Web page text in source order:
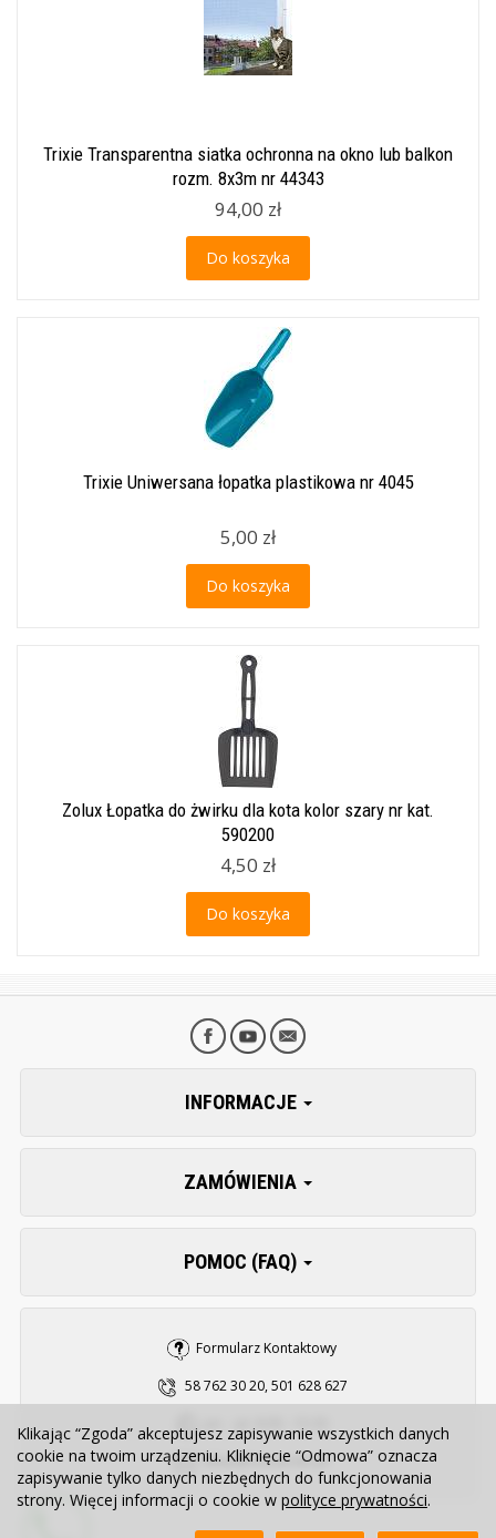
Trixie Transparentna siatka ochronna na okno lub balkon
rozm. 8x3m nr 44343
94,00 zł
Do koszyka
Trixie Uniwersana łopatka plastikowa nr 4045
5,00 zł
Do koszyka
Zolux Łopatka do żwirku dla kota kolor szary nr kat.
590200
4,50 zł
Do koszyka
INFORMACJE
ZAMÓWIENIA
POMOC (FAQ)
Formularz Kontaktowy
58 762 30 20, 501 628 627
sklep@zooserwis.pl
Klikając “Zgoda” akceptujesz zapisywanie wszystkich danych
cookie na twoim urządzeniu. Kliknięcie “Odmowa” oznacza
zapisywanie tylko danych niezbędnych do funkcjonowania
strony. Więcej informacji o cookie w polityce prywatności.